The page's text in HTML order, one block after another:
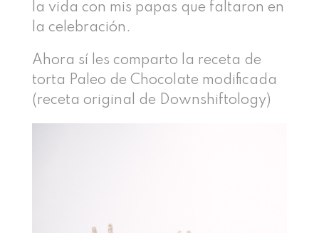
la vida con mis papas que faltaron en
la celebración.
Ahora sí les comparto la receta de
torta Paleo de Chocolate modificada
(receta original de Downshiftology)